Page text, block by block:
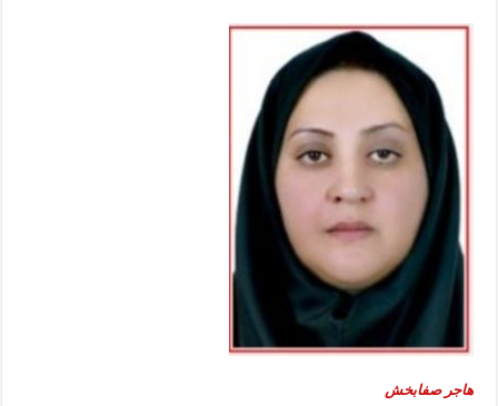
هاجر صفابخش